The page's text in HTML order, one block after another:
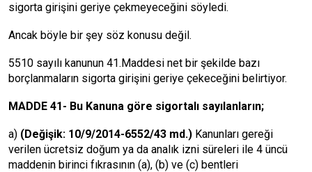
sigorta girişini geriye çekmeyeceğini söyledi.
Ancak böyle bir şey söz konusu değil.
5510 sayılı kanunun 41.Maddesi net bir şekilde bazı
borçlanmaların sigorta girişini geriye çekeceğini belirtiyor.
MADDE 41- Bu Kanuna göre sigortalı sayılanların;
a) (Değişik: 10/9/2014-6552/43 md.) Kanunları gereği
verilen ücretsiz doğum ya da analık izni süreleri ile 4 üncü
maddenin birinci fıkrasının (a), (b) ve (c) bentleri